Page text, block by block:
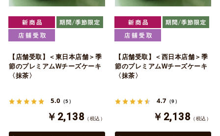
【店舗受取】＜東日本店舗＞季
節のプレミアムWチーズケーキ
〈抹茶〉
5.0 （5）
￥2,138 （税込）
【店舗受取】＜西日本店舗＞季
節のプレミアムWチーズケーキ
〈抹茶〉
4.7 （9）
￥2,138 （税込）